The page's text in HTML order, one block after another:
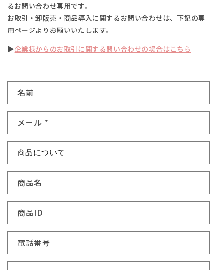
るお問い合わせ専用です。
お取引・卸販売・商品導入に関するお問い合わせは、下記の専
用ページよりお願いいたします。
▶企業様からのお取引に関する問い合わせの場合はこちら
問
い
わ
フ
ー
名前
メール *
商品名
商品ID
電話番号